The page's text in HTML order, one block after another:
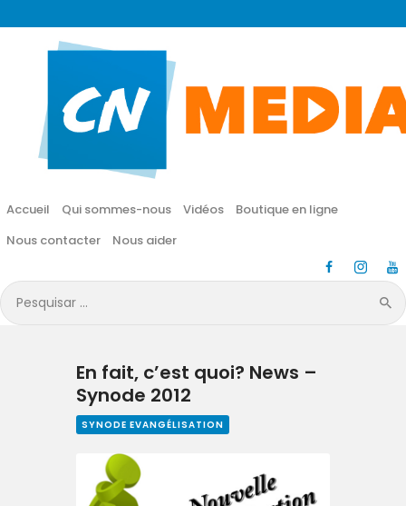
Accueil Qui sommes-nous Vidéos
Boutique en ligne
Nous contacter
Nous aider
Pesquisar
por:
CN MÉDIA
Une vie nouvelle en JESUS !
Accueil
Vidéos
Boutique en ligne
Nous aider
En fait, c’est quoi? News –
Synode 2012
SYNODE EVANGÉLISATION